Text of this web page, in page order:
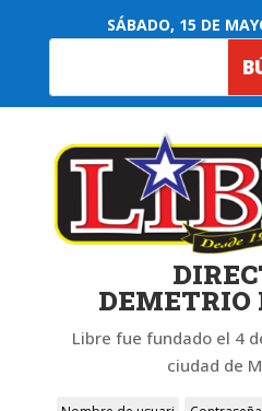
SÁBADO, 15 DE
DEMETRIO
Libre fue fundado el 4
ciudad de